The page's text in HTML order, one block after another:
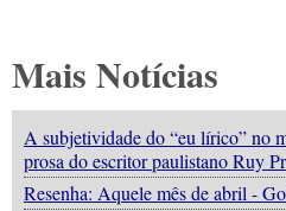
Mais Notícias
A subjetividade do “eu lírico” no
prosa do escritor paulistano Ruy
Resenha: Aquele mês de abril -